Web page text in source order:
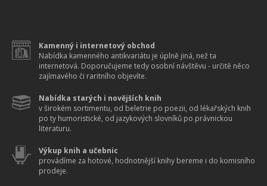
Kamenný i internetový obchod
Nabídka kamenného antikvariátu je úplně jiná, než ta
internetová. Doporučujeme tedy osobní návštěvu - určitě něco
zajímavého či raritního objevíte.
Nabídka starých i novějších knih
v širokém sortimentu, od beletrie po poezii, od lékařských knih
po ty humoristické, od jazykových slovníků po právnickou
literaturu.
Výkup knih a učebnic
provádíme za hotové, hodnotnější knihy bereme i do komisního
prodeje.